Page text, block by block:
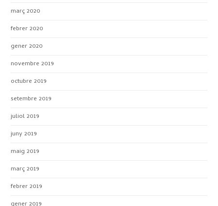
març 2020
febrer 2020
gener 2020
novembre 2019
octubre 2019
setembre 2019
juliol 2019
juny 2019
maig 2019
març 2019
febrer 2019